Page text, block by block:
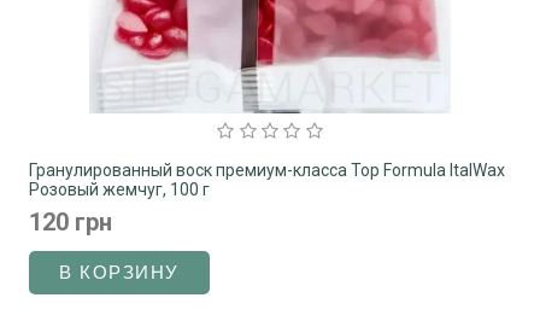
Гранулированный воск премиум-класса Top Formula ItalWax
Розовый жемчуг, 100 г
120 грн